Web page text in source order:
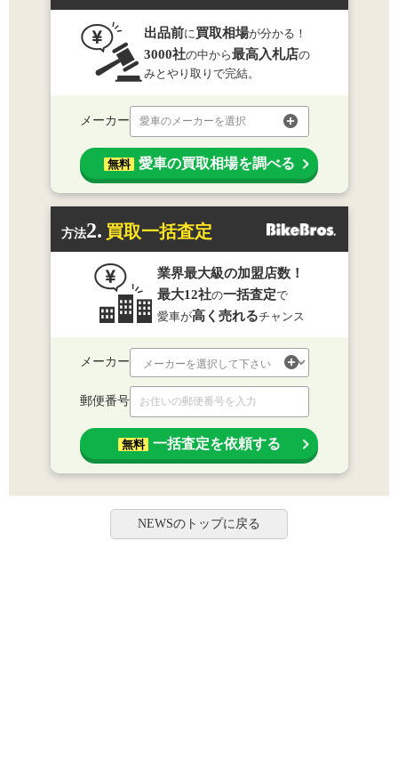
出品前に 買取相場が分かる！
3000社の中から最高入札店の
みとやり取りで完結。
メーカー 愛車のメーカーを選択
無料 愛車の買取相場を調べる
方法2. 買取一括査定
業界最大級の加盟店数！
最大12社の一括査定で
愛車が高く売れるチャンス
メーカー
郵便番号
無料 一括査定を依頼する
NEWSのトップに戻る